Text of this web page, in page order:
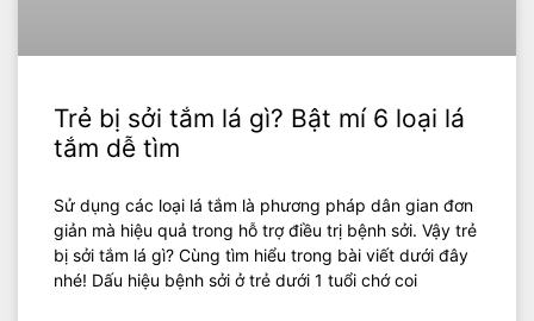
Trẻ bị sởi tắm lá gì? Bật mí 6 loại lá
tắm dễ tìm
Sử dụng các loại lá tắm là phương pháp dân gian đơn
giản mà hiệu quả trong hỗ trợ điều trị bệnh sởi. Vậy trẻ
bị sởi tắm lá gì? Cùng tìm hiểu trong bài viết dưới đây
nhé! Dấu hiệu bệnh sởi ở trẻ dưới 1 tuổi chớ coi